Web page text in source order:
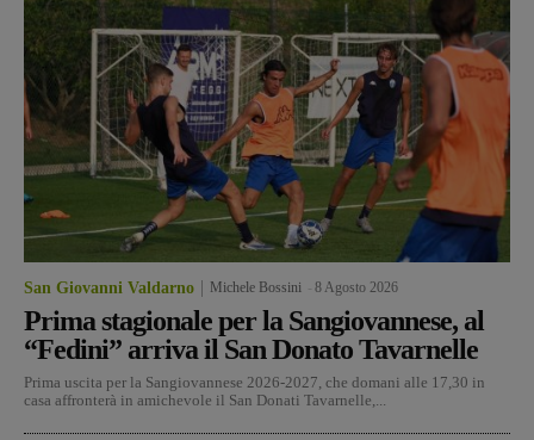
San Giovanni Valdarno Michele Bossini 8 Agosto 2026
Prima stagionale per la Sangiovannese, al
“Fedini” arriva il San Donato Tavarnelle
Prima uscita per la Sangiovannese 2026-2027, che domani alle 17,30 in
casa affronterà in amichevole il San Donati Tavarnelle,...